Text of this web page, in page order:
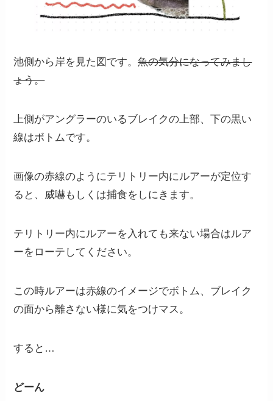
池側から岸を見た図です。魚の気分になってみまし
ょう。
上側がアングラーのいるブレイクの上部、下の黒い
線はボトムです。
画像の赤線のようにテリトリー内にルアーが定位す
ると、威嚇もしくは捕食をしにきます。
テリトリー内にルアーを入れても来ない場合はルア
ーをローテしてください。
この時ルアーは赤線のイメージでボトム、ブレイク
の面から離さない様に気をつけマス。
すると…
どーん